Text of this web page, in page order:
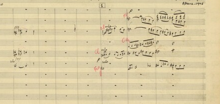
Καντάτα [1942-1942]
για πιάνο [1942-06-05-1942-06-05]
[1942-09-24-1942-10-11]
για έγχορδα [1943-1943]
αρμονίας [1943-1949]
τραγουδιών [1942-1946]
[1943-01-26-1943-01-26]
[1943-04-10-1946-04-13]
(Σχέδιο "Φαντασίας" για ορχήστρα) 'Εργο για πιάνο